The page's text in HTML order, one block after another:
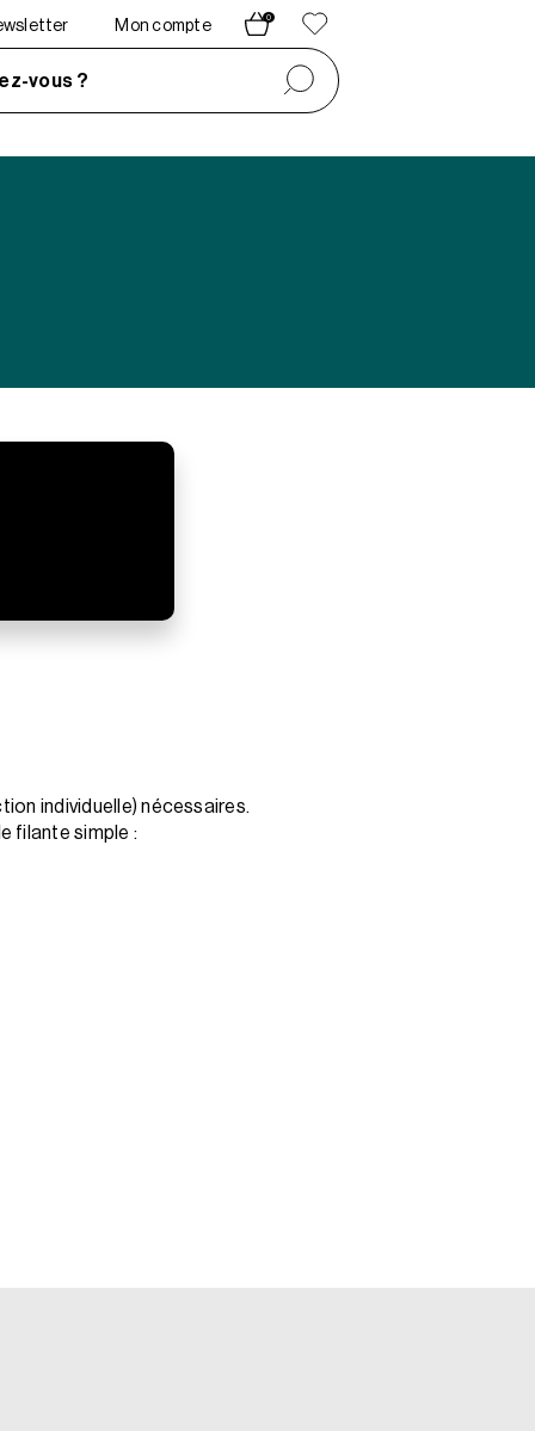
Mon compte
0
vous ?
individuelle) nécessaires.
filante simple :